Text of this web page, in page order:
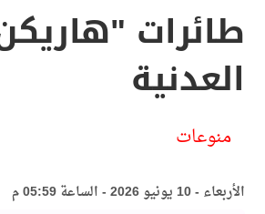
طائرات
العدنية
منوعات
الأربعاء - 10 يونيو 2026 - الساعة 05:59 م